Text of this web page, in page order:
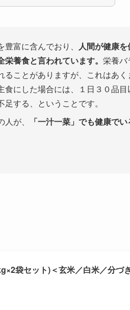
富に含んでおり、 人間が健康
養食と言われています。 栄養バ
ことがありますが、これはあく
にした場合には、１日３０品目
する、ということです。
が、
「一汁一菜」でも健康で
袋セット)＜玄米／白米／分づ